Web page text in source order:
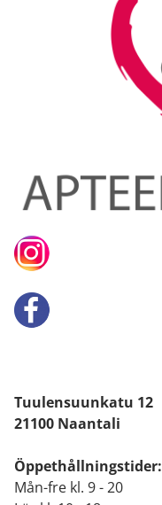
Tuulensuunkatu 12
21100 Naantali
Öppethållningstider:
Mån-fre kl. 9 - 20